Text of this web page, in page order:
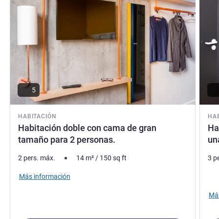
descubrir la ciudad fortificada de Langres!
Pierre DELVOYE, Gestión hotelera
HABITACIÓN
Habitación doble con cama de gran
tamaño para 2 personas.
5
2 pers. máx. 14 m²/ 150 sq ft
Más información
3